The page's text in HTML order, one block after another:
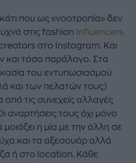
που ως «νοοτροπία» δεν
στις fashion
Influencers
στο Instagram. Και
και τόσο παράλογο. Στα
του εντυπωσιασμού
και των πελατών τους)
τις συνεχείς αλλαγές
αναρτήσεις τους όχι μόνο
η μία με την άλλη σε
και τα αξεσουάρ αλλά
ή στο location. Κάθε